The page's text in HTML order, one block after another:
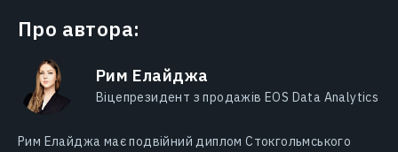
Про автора:
Рим Елайджа
Віцепрезидент з продажів EOS Data Analytics
Рим Елайджa має подвійний диплом Стокгольмського